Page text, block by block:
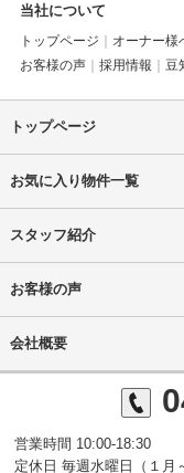
当社について
トップページ オーナー様
お客様の声
採用情報 豆
トップページ
お気に入り物件一覧
スタッフ紹介
お客様の声
会社概要
営業時間 10:00-18:30
定休日 毎週水曜日（１月